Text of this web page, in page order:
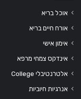
אוכל בריא
אורח חיים בריא
אימון אישי
אינדקס צמחי מרפא
אלטרנטיבלי College
אנרגיות חיוביות